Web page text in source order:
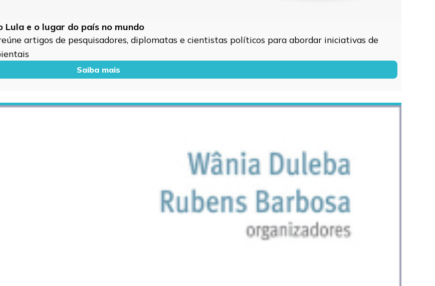
Lula e o lugar do país no mundo
artigos de pesquisadores, diplomatas e cientistas políticos para abordar iniciativas de
Saiba mais